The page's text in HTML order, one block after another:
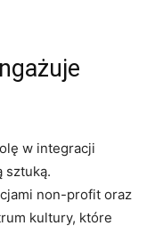
w ⁤integracji
sztuką.​
non-profit oraz‌
kultury, które